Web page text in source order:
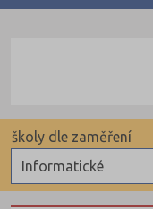
Informatické
školy dle zaměření